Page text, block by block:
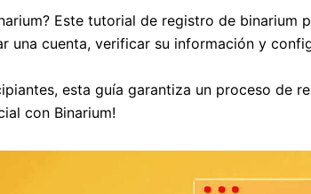
Este tutorial de registro de
una cuenta, verificar su información y
esta guía garantiza un proceso de
con Binarium!